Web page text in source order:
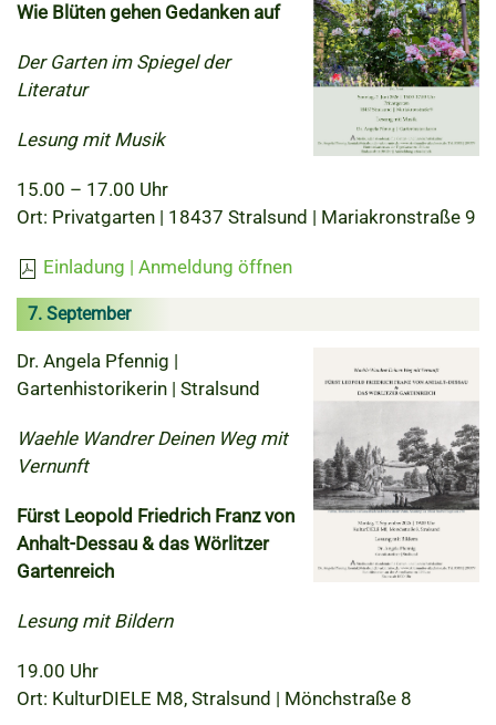
Wie Blüten gehen Gedanken auf
Der Garten im Spiegel der
Literatur
Lesung mit Musik
15.00 – 17.00 Uhr
Ort: Privatgarten | 18437 Stralsund | Mariakronstraße 9
Einladung | Anmeldung öffnen
7. September
Dr. Angela Pfennig |
Gartenhistorikerin | Stralsund
Waehle Wandrer Deinen Weg mit
Vernunft
Fürst Leopold Friedrich Franz von
Anhalt-Dessau & das Wörlitzer
Gartenreich
Lesung mit Bildern
19.00 Uhr
Ort: KulturDIELE M8, Stralsund | Mönchstraße 8